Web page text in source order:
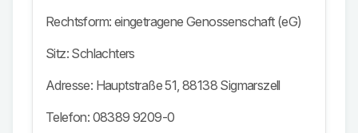
Rechtsform: eingetragene Genossenschaft (eG)
Sitz: Schlachters
Adresse: Hauptstraße 51, 88138 Sigmarszell
Telefon: 08389 9209-0